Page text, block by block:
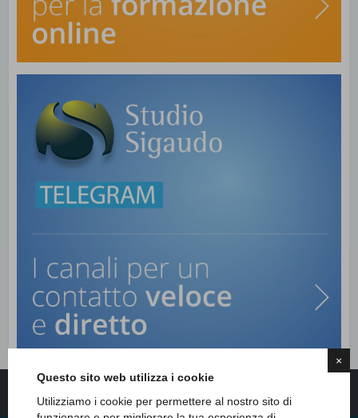
×
Questo sito web utilizza i cookie
Utilizziamo i cookie per permettere al nostro sito di